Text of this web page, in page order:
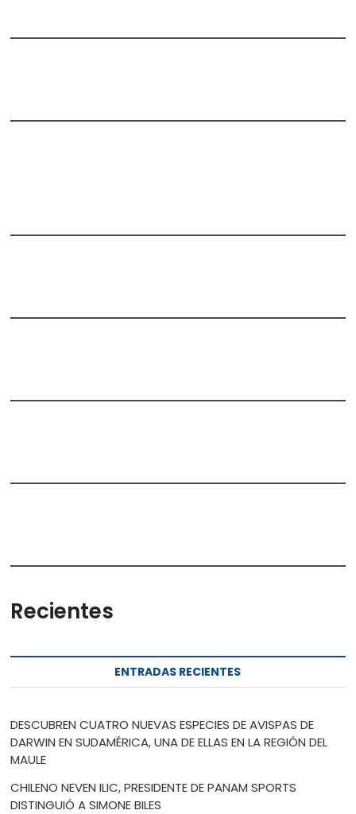
Recientes
ENTRADAS RECIENTES
DESCUBREN CUATRO NUEVAS ESPECIES DE AVISPAS DE
DARWIN EN SUDAMÉRICA, UNA DE ELLAS EN LA REGIÓN DEL
MAULE
CHILENO NEVEN ILIC, PRESIDENTE DE PANAM SPORTS
DISTINGUIÓ A SIMONE BILES